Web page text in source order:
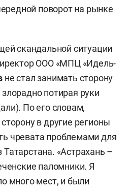
поворот на рынке
скандальной ситуации
ООО «МПЦ «Идель-
не стал занимать сторону
потирая руки
По его словам,
в другие регионы
чревата проблемами для
«Астрахань –
паломники. Я
много мест, и были